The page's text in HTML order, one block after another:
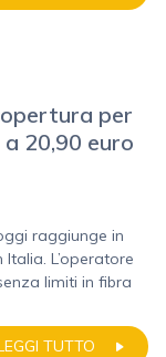
per
20,90 euro
raggiunge in
L’operatore
limiti in fibra
TUTTO